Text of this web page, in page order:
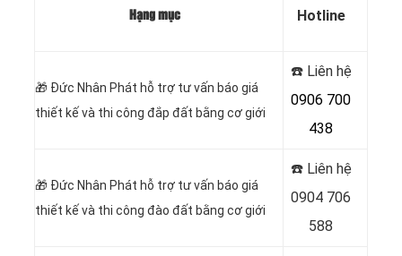
Hạng mục Hotline
🎁 Đức Nhân Phát hỗ trợ tư vấn báo giá
thiết kế và thi công đắp đất bằng cơ giới
☎️ Liên hệ
0906 700
438
🎁 Đức Nhân Phát hỗ trợ tư vấn báo giá
thiết kế và thi công đào đất bằng cơ giới
☎️ Liên hệ
0904 706
588